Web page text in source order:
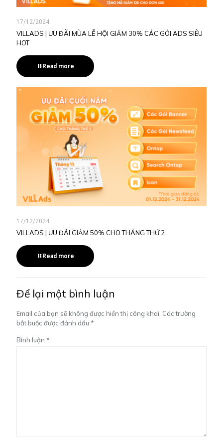
17/12/2024
VILLADS | ƯU ĐÃI MÙA LỄ HỘI GIẢM 30% CÁC GÓI ADS SIÊU
HOT
Read more
17/12/2024
VILLADS | ƯU ĐÃI GIẢM 50% CHO THÁNG THỨ 2
Read more
Để lại một bình luận
Email của bạn sẽ không được hiển thị công khai. Các trường
bắt buộc được đánh dấu *
Bình luận *